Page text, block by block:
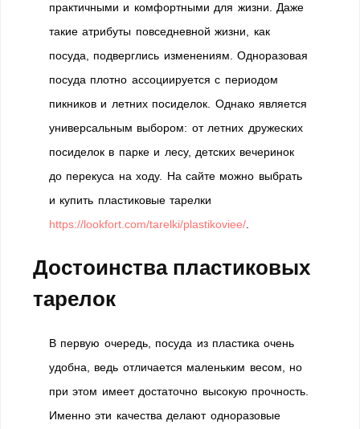
практичными и комфортными для жизни. Даже
такие атрибуты повседневной жизни, как
посуда, подверглись изменениям. Одноразовая
посуда плотно ассоциируется с периодом
пикников и летних посиделок. Однако является
универсальным выбором: от летних дружеских
посиделок в парке и лесу, детских вечеринок
до перекуса на ходу. На сайте можно выбрать
и купить пластиковые тарелки
https://lookfort.com/tarelki/plastikoviee/
Достоинства пластиковых
тарелок
В первую очередь, посуда из пластика очень
удобна, ведь отличается маленьким весом, но
при этом имеет достаточно высокую прочность.
Именно эти качества делают одноразовые